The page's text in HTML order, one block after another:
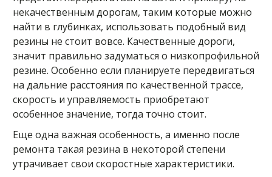
некачественным дорогам, таким которые можно
найти в глубинках, использовать подобный вид
резины не стоит вовсе. Качественные дороги,
значит правильно задуматься о низкопрофильной
резине. Особенно если планируете передвигаться
на дальние расстояния по качественной трассе,
скорость и управляемость приобретают
особенное значение, тогда точно стоит.
Еще одна важная особенность, а именно после
ремонта такая резина в некоторой степени
утрачивает свои скоростные характеристики.